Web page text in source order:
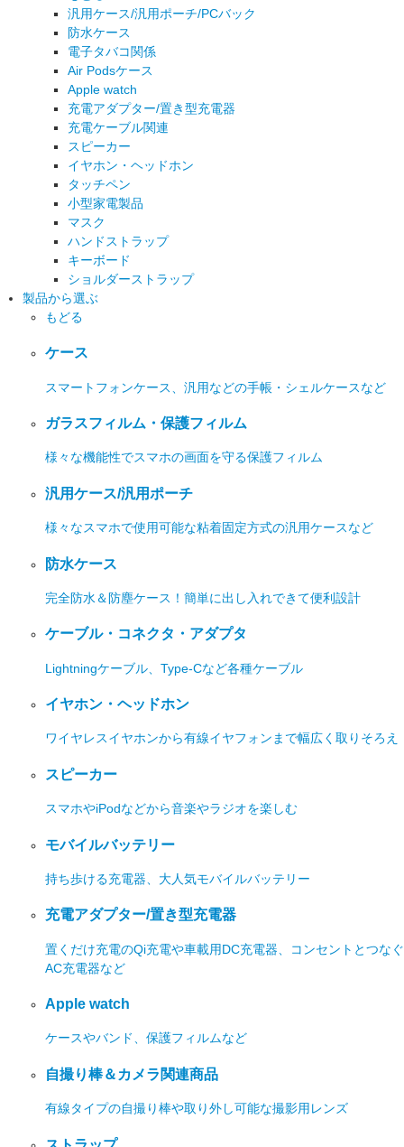
汎用ケース/汎用ポーチ/PCバック
防水ケース
電子タバコ関係
Air Podsケース
Apple watch
充電アダプター/置き型充電器
充電ケーブル関連
スピーカー
イヤホン・ヘッドホン
タッチペン
小型家電製品
マスク
ハンドストラップ
キーボード
ショルダーストラップ
製品から選ぶ
もどる
ケース
スマートフォンケース、汎用などの手帳・シェルケースなど
ガラスフィルム・保護フィルム
様々な機能性でスマホの画面を守る保護フィルム
汎用ケース/汎用ポーチ
様々なスマホで使用可能な粘着固定方式の汎用ケースなど
防水ケース
完全防水＆防塵ケース！簡単に出し入れできて便利設計
ケーブル・コネクタ・アダプタ
Lightningケーブル、Type-Cなど各種ケーブル
イヤホン・ヘッドホン
ワイヤレスイヤホンから有線イヤフォンまで幅広く取りそろえ
スピーカー
スマホやiPodなどから音楽やラジオを楽しむ
モバイルバッテリー
持ち歩ける充電器、大人気モバイルバッテリー
充電アダプター/置き型充電器
置くだけ充電のQi充電や車載用DC充電器、コンセントとつなぐ
AC充電器など
Apple watch
ケースやバンド、保護フィルムなど
自撮り棒＆カメラ関連商品
有線タイプの自撮り棒や取り外し可能な撮影用レンズ